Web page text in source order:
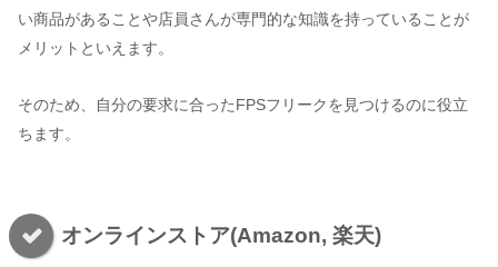
い商品があることや店員さんが専門的な知識を持っていることが
メリットといえます。
そのため、自分の要求に合ったFPSフリークを見つけるのに役立
ちます。
オンラインストア(Amazon, 楽天)